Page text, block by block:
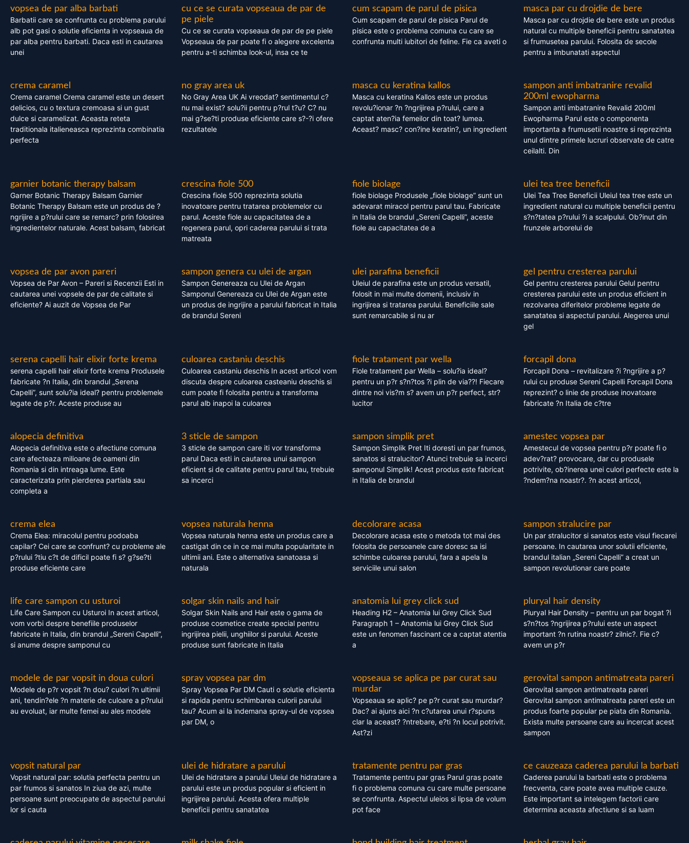
vopsea de par alba barbati
Barbatii care se confrunta cu problema parului
alb pot gasi o solutie eficienta in vopseaua de
par alba pentru barbati. Daca esti in cautarea
unei
cu ce se curata vopseaua de par de
pe piele
Cu ce se curata vopseaua de par de pe piele
Vopseaua de par poate fi o alegere excelenta
pentru a-ti schimba look-ul, insa ce te
cum scapam de parul de pisica
Cum scapam de parul de pisica Parul de
pisica este o problema comuna cu care se
confrunta multi iubitori de feline. Fie ca aveti o
masca par cu drojdie de bere
Masca par cu drojdie de bere este un produs
natural cu multiple beneficii pentru sanatatea
si frumusetea parului. Folosita de secole
pentru a imbunatati aspectul
crema caramel
Crema caramel Crema caramel este un desert
delicios, cu o textura cremoasa si un gust
dulce si caramelizat. Aceasta reteta
traditionala italieneasca reprezinta combinatia
perfecta
no gray area uk
No Gray Area UK Ai vreodat? sentimentul c?
nu mai exist? solu?ii pentru p?rul t?u? C? nu
mai g?se?ti produse eficiente care s?-?i ofere
rezultatele
masca cu keratina kallos
Masca cu keratina Kallos este un produs
revolu?ionar ?n ?ngrijirea p?rului, care a
captat aten?ia femeilor din toat? lumea.
Aceast? masc? con?ine keratin?, un ingredient
sampon anti imbatranire revalid
200ml ewopharma
Sampon anti imbatranire Revalid 200ml
Ewopharma Parul este o componenta
importanta a frumusetii noastre si reprezinta
unul dintre primele lucruri observate de catre
ceilalti. Din
garnier botanic therapy balsam
Garner Botanic Therapy Balsam Garnier
Botanic Therapy Balsam este un produs de ?
ngrijire a p?rului care se remarc? prin folosirea
ingredientelor naturale. Acest balsam, fabricat
crescina fiole 500
Crescina fiole 500 reprezinta solutia
inovatoare pentru tratarea problemelor cu
parul. Aceste fiole au capacitatea de a
regenera parul, opri caderea parului si trata
matreata
fiole biolage
fiole biolage Produsele „fiole biolage” sunt un
adevarat miracol pentru parul tau. Fabricate
in Italia de brandul „Sereni Capelli”, aceste
fiole au capacitatea de a
ulei tea tree beneficii
Ulei Tea Tree Beneficii Uleiul tea tree este un
ingredient natural cu multiple beneficii pentru
s?n?tatea p?rului ?i a scalpului. Ob?inut din
frunzele arborelui de
vopsea de par avon pareri
Vopsea de Par Avon – Pareri si Recenzii Esti in
cautarea unei vopsele de par de calitate si
eficiente? Ai auzit de Vopsea de Par
sampon genera cu ulei de argan
Sampon Genereaza cu Ulei de Argan
Samponul Genereaza cu Ulei de Argan este
un produs de ingrijire a parului fabricat in Italia
de brandul Sereni
ulei parafina beneficii
Uleiul de parafina este un produs versatil,
folosit in mai multe domenii, inclusiv in
ingrijirea si tratarea parului. Beneficiile sale
sunt remarcabile si nu ar
gel pentru cresterea parului
Gel pentru cresterea parului Gelul pentru
cresterea parului este un produs eficient in
rezolvarea diferitelor probleme legate de
sanatatea si aspectul parului. Alegerea unui
gel
serena capelli hair elixir forte krema
serena capelli hair elixir forte krema Produsele
fabricate ?n Italia, din brandul „Serena
Capelli”, sunt solu?ia ideal? pentru problemele
legate de p?r. Aceste produse au
culoarea castaniu deschis
Culoarea castaniu deschis In acest articol vom
discuta despre culoarea casteaniu deschis si
cum poate fi folosita pentru a transforma
parul alb inapoi la culoarea
fiole tratament par wella
Fiole tratament par Wella – solu?ia ideal?
pentru un p?r s?n?tos ?i plin de via??! Fiecare
dintre noi vis?m s? avem un p?r perfect, str?
lucitor
forcapil dona
Forcapil Dona – revitalizare ?i ?ngrijire a p?
rului cu produse Sereni Capelli Forcapil Dona
reprezint? o linie de produse inovatoare
fabricate ?n Italia de c?tre
alopecia definitiva
Alopecia definitiva este o afectiune comuna
care afecteaza milioane de oameni din
Romania si din intreaga lume. Este
caracterizata prin pierderea partiala sau
completa a
3 sticle de sampon
3 sticle de sampon care iti vor transforma
parul Daca esti in cautarea unui sampon
eficient si de calitate pentru parul tau, trebuie
sa incerci
sampon simplik pret
Sampon Simplik Pret Iti doresti un par frumos,
sanatos si stralucitor? Atunci trebuie sa incerci
samponul Simplik! Acest produs este fabricat
in Italia de brandul
amestec vopsea par
Amestecul de vopsea pentru p?r poate fi o
adev?rat? provocare, dar cu produsele
potrivite, ob?inerea unei culori perfecte este la
?ndem?na noastr?. ?n acest articol,
crema elea
Crema Elea: miracolul pentru podoaba
capilar? Cei care se confrunt? cu probleme ale
p?rului ?tiu c?t de dificil poate fi s? g?se?ti
produse eficiente care
vopsea naturala henna
Vopsea naturala henna este un produs care a
castigat din ce in ce mai multa popularitate in
ultimii ani. Este o alternativa sanatoasa si
naturala
decolorare acasa
Decolorare acasa este o metoda tot mai des
folosita de persoanele care doresc sa isi
schimbe culoarea parului, fara a apela la
serviciile unui salon
sampon stralucire par
Un par stralucitor si sanatos este visul fiecarei
persoane. In cautarea unor solutii eficiente,
brandul italian „Sereni Capelli” a creat un
sampon revolutionar care poate
life care sampon cu usturoi
Life Care Sampon cu Usturoi In acest articol,
vom vorbi despre benefiile produselor
fabricate in Italia, din brandul „Sereni Capelli”,
si anume despre samponul cu
solgar skin nails and hair
Solgar Skin Nails and Hair este o gama de
produse cosmetice create special pentru
ingrijirea pielii, unghiilor si parului. Aceste
produse sunt fabricate in Italia
anatomia lui grey click sud
Heading H2 – Anatomia lui Grey Click Sud
Paragraph 1 – Anatomia lui Grey Click Sud
este un fenomen fascinant ce a captat atentia
a
pluryal hair density
Pluryal Hair Density – pentru un par bogat ?i
s?n?tos ?ngrijirea p?rului este un aspect
important ?n rutina noastr? zilnic?. Fie c?
avem un p?r
modele de par vopsit in doua culori
Modele de p?r vopsit ?n dou? culori ?n ultimii
ani, tendin?ele ?n materie de culoare a p?rului
au evoluat, iar multe femei au ales modele
spray vopsea par dm
Spray Vopsea Par DM Cauti o solutie eficienta
si rapida pentru schimbarea culorii parului
tau? Acum ai la indemana spray-ul de vopsea
par DM, o
vopseaua se aplica pe par curat sau
murdar
Vopseaua se aplic? pe p?r curat sau murdar?
Dac? ai ajuns aici ?n c?utarea unui r?spuns
clar la aceast? ?ntrebare, e?ti ?n locul potrivit.
Ast?zi
gerovital sampon antimatreata pareri
Gerovital sampon antimatreata pareri
Gerovital sampon antimatreata pareri este un
produs foarte popular pe piata din Romania.
Exista multe persoane care au incercat acest
sampon
vopsit natural par
Vopsit natural par: solutia perfecta pentru un
par frumos si sanatos In ziua de azi, multe
persoane sunt preocupate de aspectul parului
lor si cauta
ulei de hidratare a parului
Ulei de hidratare a parului Uleiul de hidratare a
parului este un produs popular si eficient in
ingrijirea parului. Acesta ofera multiple
beneficii pentru sanatatea
tratamente pentru par gras
Tratamente pentru par gras Parul gras poate
fi o problema comuna cu care multe persoane
se confrunta. Aspectul uleios si lipsa de volum
pot face
ce cauzeaza caderea parului la barbati
Caderea parului la barbati este o problema
frecventa, care poate avea multiple cauze.
Este important sa intelegem factorii care
determina aceasta afectiune si sa luam